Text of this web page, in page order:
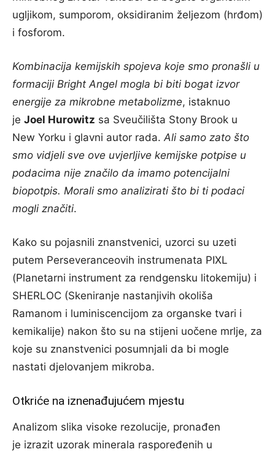
ugljikom, sumporom, oksidiranim željezom (hrđom)
i fosforom.
Kombinacija kemijskih spojeva koje smo pronašli u
formaciji Bright Angel mogla bi biti bogat izvor
energije za mikrobne metabolizme, istaknuo
je Joel Hurowitz sa Sveučilišta Stony Brook u
New Yorku i glavni autor rada.Ali samo zato što
smo vidjeli sve ove uvjerljive kemijske potpise u
podacima nije značilo da imamo potencijalni
biopotpis. Morali smo analizirati što bi ti podaci
mogli značiti.
Kako su pojasnili znanstvenici, uzorci su uzeti
putem Perseveranceovih instrumenata PIXL
(Planetarni instrument za rendgensku litokemiju) i
SHERLOC (Skeniranje nastanjivih okoliša
Ramanom i luminiscencijom za organske tvari i
kemikalije) nakon što su na stijeni uočene mrlje, za
koje su znanstvenici posumnjali da bi mogle
nastati djelovanjem mikroba.
Otkriće na iznenađujućem mjestu
Analizom slika visoke rezolucije, pronađen
je izrazit uzorak minerala raspoređenih u